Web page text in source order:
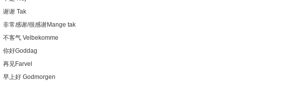
谢 Tak
常感谢/很感谢Mange tak
客气 Velbekomme
好Goddag
见Farvel
上好 Godmorgen